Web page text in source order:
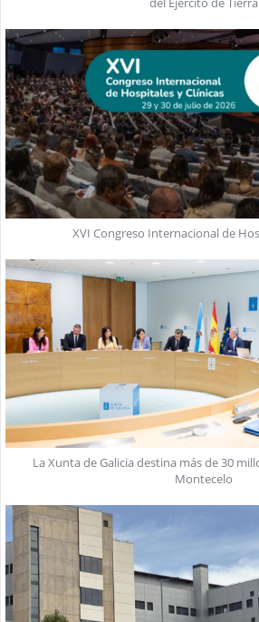
XVI Congreso Internacional de
La Xunta de Galicia destina más de 30
Montecelo